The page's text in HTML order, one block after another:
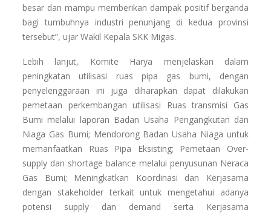
besar dan mampu memberikan dampak positif berganda
bagi tumbuhnya industri penunjang di kedua provinsi
tersebut”, ujar Wakil Kepala SKK Migas.
Lebih lanjut, Komite Harya menjelaskan dalam
peningkatan utilisasi ruas pipa gas bumi, dengan
penyelenggaraan ini juga diharapkan dapat dilakukan
pemetaan perkembangan utilisasi Ruas transmisi Gas
Bumi melalui laporan Badan Usaha Pengangkutan dan
Niaga Gas Bumi; Mendorong Badan Usaha Niaga untuk
memanfaatkan Ruas Pipa Eksisting; Pemetaan Over-
supply dan shortage balance melalui penyusunan Neraca
Gas Bumi; Meningkatkan Koordinasi dan Kerjasama
dengan stakeholder terkait untuk mengetahui adanya
potensi supply dan demand serta Kerjasama